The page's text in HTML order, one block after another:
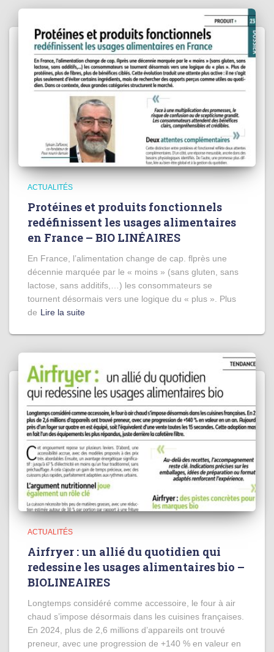
ACTUALITÉS
Protéines et produits fonctionnels
redéfinissent les usages alimentaires
en France – BIO LINÉAIRES
En France, l’alimentation change de cap. flprès une
décennie marquée par le « moins » (sans gluten, sans
lactose, sans additifs,…) les consommateurs se
tournent désormais vers une logique du « plus ». Plus
de Lire la suite
ACTUALITÉS
Airfryer : un allié du quotidien qui
redessine les usages alimentaires bio –
BIOLINEAIRES
Longtemps considéré comme accessoire, le four à air
chaud s’impose désormais dans les cuisines françaises.
En 2024, plus de 2,6 millions d’appareils ont trouvé
preneur, avec une progression de +140 % en valeur en